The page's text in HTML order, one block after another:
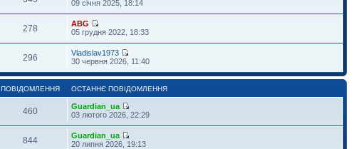
09 січня 2025, 18:14
278
ABG
05 грудня 2022, 18:33
296
Vladislav1973
30 червня 2026, 11:40
ПОВІДОМЛЕННЯ ОСТАННЄ ПОВІДОМЛЕННЯ
460
Guardian_ua
03 лютого 2026, 22:29
844
Guardian_ua
20 липня 2026, 19:13